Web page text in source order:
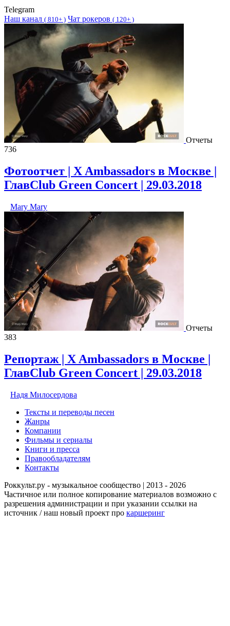
Telegram
Наш канал ( 810+ ) Чат рокеров ( 120+ )
Отчеты
736
Фотоотчет | X Ambassadors в Москве |
ГлавClub Green Concert | 29.03.2018
Mary Mary
Отчеты
383
Репортаж | X Ambassadors в Москве |
ГлавClub Green Concert | 29.03.2018
Надя Милосердова
Тексты и переводы песен
Жанры
Компании
Фильмы и сериалы
Книги и пресса
Правообладателям
Контакты
Роккульт.ру - музыкальное сообщество | 2013 - 2026
Частичное или полное копирование материалов возможно с
разрешения администрации и при указании ссылки на
источник / наш новый проект про каршеринг